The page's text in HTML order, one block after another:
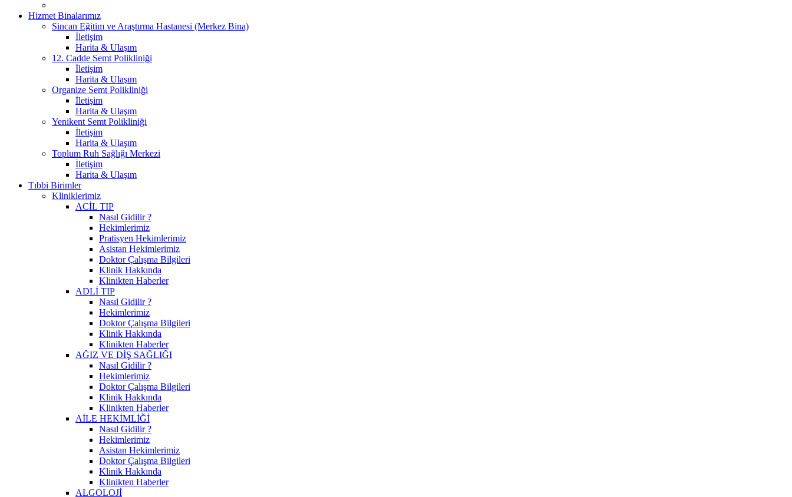
Hizmet Binalarımız
Sincan Eğitim ve Araştırma Hastanesi (Merkez Bina)
İletişim
Harita & Ulaşım
12. Cadde Semt Polikliniği
İletişim
Harita & Ulaşım
Organize Semt Polikliniği
İletişim
Harita & Ulaşım
Yenikent Semt Polikliniği
İletişim
Harita & Ulaşım
Toplum Ruh Sağlığı Merkezi
İletişim
Harita & Ulaşım
Tıbbi Birimler
Kliniklerimiz
ACİL TIP
Nasıl Gidilir ?
Hekimlerimiz
Pratisyen Hekimlerimiz
Asistan Hekimlerimiz
Doktor Çalışma Bilgileri
Klinik Hakkında
Klinikten Haberler
ADLİ TIP
Nasıl Gidilir ?
Hekimlerimiz
Doktor Çalışma Bilgileri
Klinik Hakkında
Klinikten Haberler
AĞIZ VE DİŞ SAĞLIĞI
Nasıl Gidilir ?
Hekimlerimiz
Doktor Çalışma Bilgileri
Klinik Hakkında
Klinikten Haberler
AİLE HEKİMLİĞİ
Nasıl Gidilir ?
Hekimlerimiz
Asistan Hekimlerimiz
Doktor Çalışma Bilgileri
Klinik Hakkında
Klinikten Haberler
ALGOLOJİ